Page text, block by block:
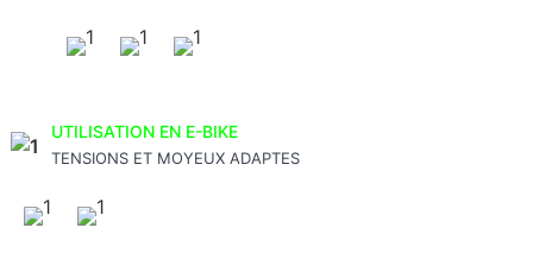
UTILISATION EN E-BIKE
TENSIONS ET MOYEUX ADAPTES